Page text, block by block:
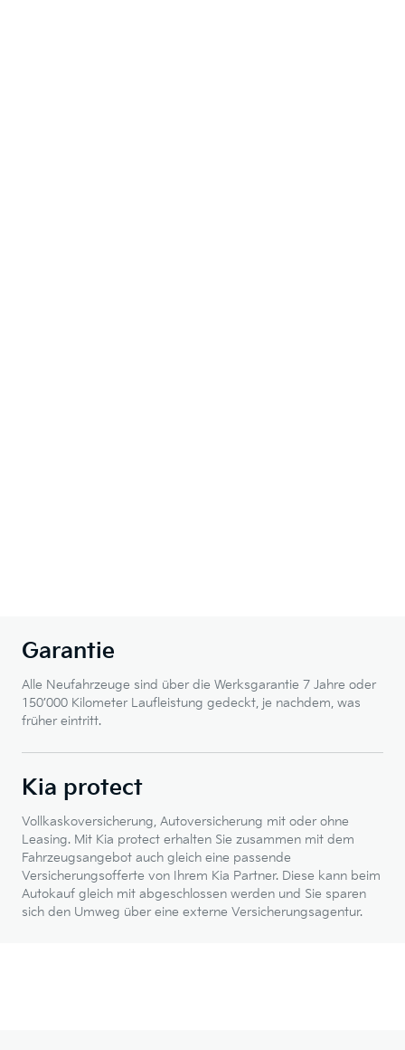
Garantie
Alle Neufahrzeuge sind über die Werksgarantie 7 Jahre oder
150’000 Kilometer Laufleistung gedeckt, je nachdem, was
früher eintritt.
Kia protect
Vollkaskoversicherung, Autoversicherung mit oder ohne
Leasing. Mit Kia protect erhalten Sie zusammen mit dem
Fahrzeugsangebot auch gleich eine passende
Versicherungsofferte von Ihrem Kia Partner. Diese kann beim
Autokauf gleich mit abgeschlossen werden und Sie sparen
sich den Umweg über eine externe Versicherungsagentur.